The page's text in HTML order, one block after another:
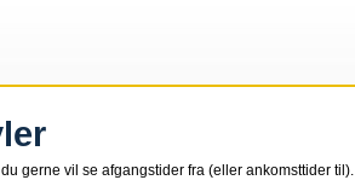
gerne vil se afgangstider fra (eller ankomsttider til).